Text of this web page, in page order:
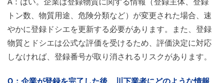
トン数、物質用途、危険分類など）が変更された場合、速
やかに登録ドシエを更新する必要があります。また、登録
物質とドシエは公式な評価を受けるため、評価決定に対応
しなければ、登録番号が取り消されるリスクがあります。